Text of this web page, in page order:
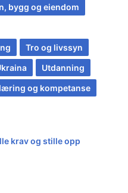
bygg og eiendom
Tro og livssyn
Utdanning
og kompetanse
krav og stille opp